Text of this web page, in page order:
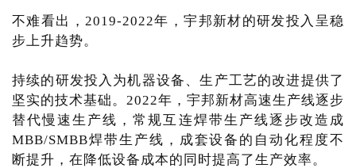
不难看出，2019-2022年，宇邦新材的研发投入呈稳
步上升趋势。
持续的研发投入为机器设备、生产工艺的改进提供了
坚实的技术基础。2022年，宇邦新材高速生产线逐步
替代慢速生产线，常规互连焊带生产线逐步改造成
MBB/SMBB焊带生产线，成套设备的自动化程度不
断提升，在降低设备成本的同时提高了生产效率。